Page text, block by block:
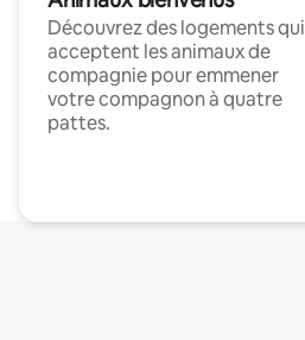
Découvrez des logements qui
acceptent les animaux de
compagnie pour emmener
votre compagnon à quatre
pattes.